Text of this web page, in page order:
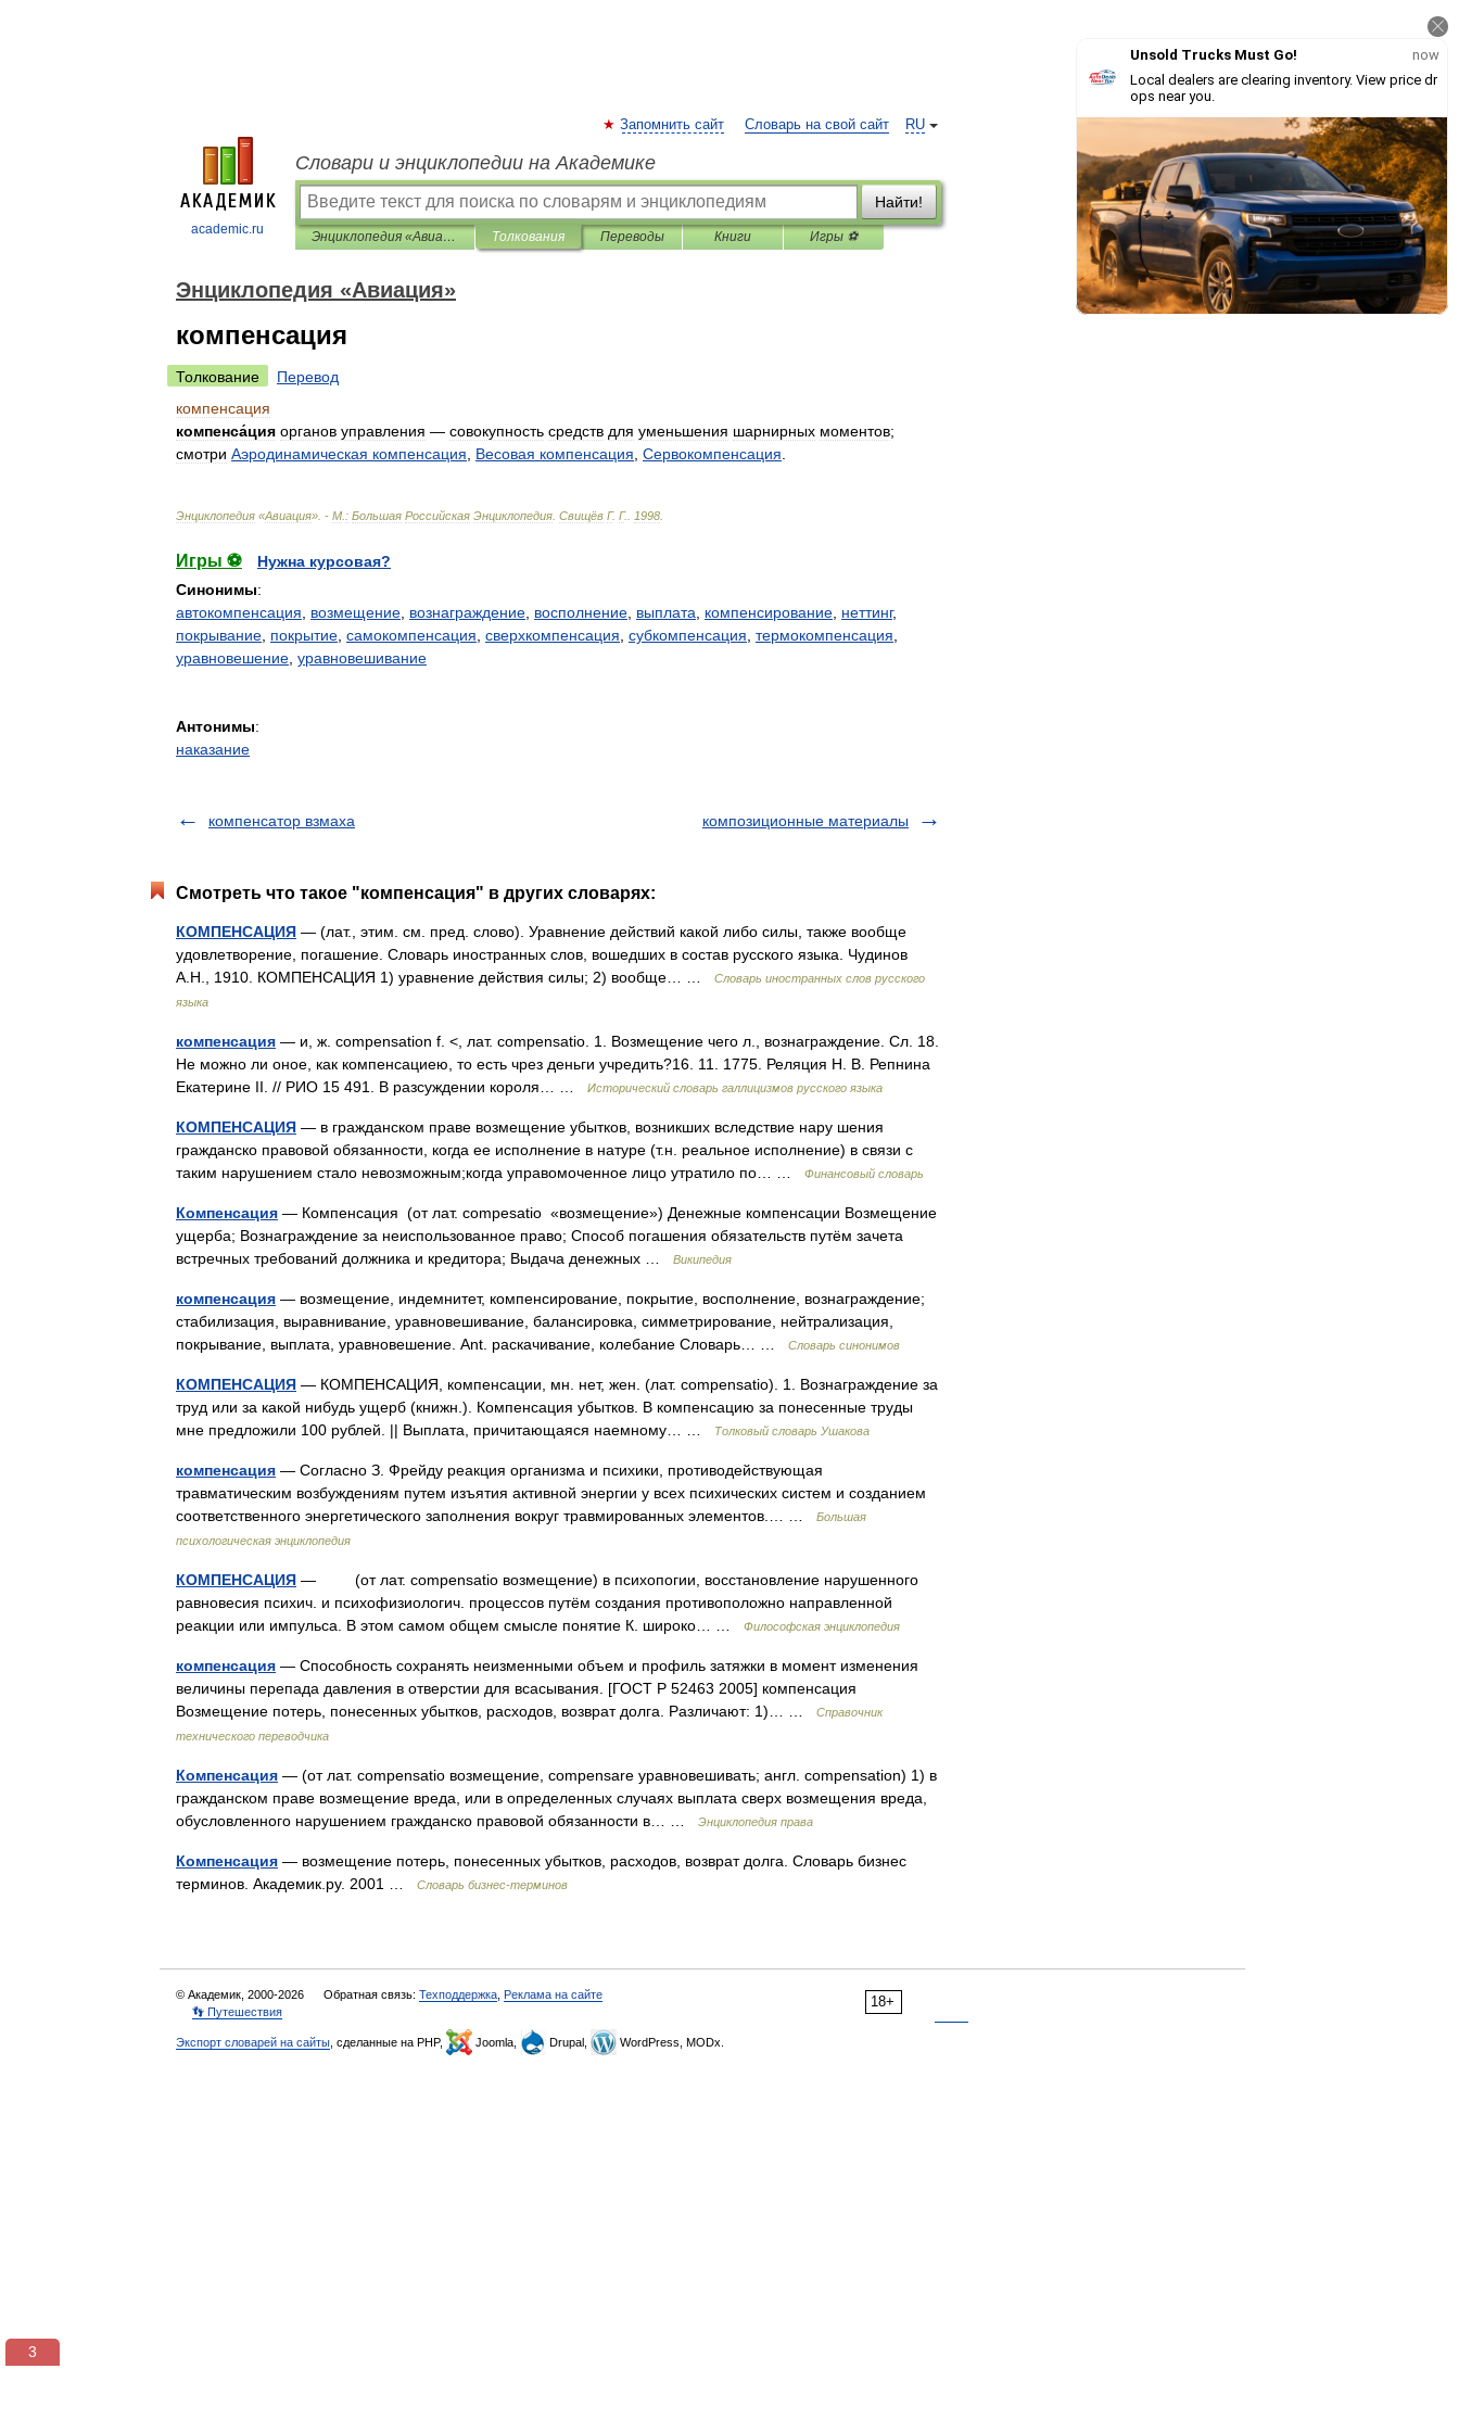
academic.ru
RU
Запомнить сайт Словарь на свой сайт
Словари и энциклопедии на Академике
Найти!
Энциклопедия «Авиация» Толкования Переводы Книги Игры ⚽
Энциклопедия «Авиация»
компенсация
Толкование
Перевод
компенсация
компенса́ция органов управления — совокупность средств для уменьшения шарнирных моментов;
смотри Аэродинамическая компенсация Весовая компенсация Сервокомпенсация
Энциклопедия «Авиация». - М : Большая Российская Энциклопедия Свищёв Г. Г. 1998
Игры ⚽
Нужна курсовая?
Синонимы:
автокомпенсация
возмещение вознаграждение восполнение выплата компенсирование неттинг,
покрывание покрытие самокомпенсация сверхкомпенсация субкомпенсация термокомпенсация
уравновешение уравновешивание
Антонимы:
наказание
компенсатор взмаха композиционные материалы
Смотреть что такое "компенсация" в других словарях:
КОМПЕНСАЦИЯ — (лат., этим. см. пред. слово). Уравнение действий какой либо силы, также вообще
удовлетворение, погашение. Словарь иностранных слов, вошедших в состав русского языка. Чудинов
А.Н., 1910. КОМПЕНСАЦИЯ 1) уравнение действия силы; 2) вообще… …
Словарь иностранных слов русского
языка
компенсация — и, ж. compensation f. <, лат. compensatio. 1. Возмещение чего л., вознаграждение. Сл. 18.
Не можно ли оное, как компенсациею, то есть чрез деньги учредить?16. 11. 1775. Реляция Н. В. Репнина
Екатерине II. // РИО 15 491. В разсуждении короля… …
Исторический словарь галлицизмов русского языка
КОМПЕНСАЦИЯ — в гражданском праве возмещение убытков, возникших вследствие нару шения
гражданско правовой обязанности, когда ее исполнение в натуре (т.н. реальное исполнение) в связи с
таким нарушением стало невозможным;когда управомоченное лицо утратило по… …
Финансовый словарь
Компенсация — Компенсация (от лат. compesatio «возмещение») Денежные компенсации Возмещение
ущерба; Вознаграждение за неиспользованное право; Способ погашения обязательств путём зачета
встречных требований должника и кредитора; Выдача денежных …
Википедия
компенсация — возмещение, индемнитет, компенсирование, покрытие, восполнение, вознаграждение;
стабилизация, выравнивание, уравновешивание, балансировка, симметрирование, нейтрализация,
покрывание, выплата, уравновешение. Ant. раскачивание, колебание Словарь… …
Словарь синонимов
КОМПЕНСАЦИЯ — КОМПЕНСАЦИЯ, компенсации, мн. нет, жен. (лат. compensatio). 1. Вознаграждение за
труд или за какой нибудь ущерб (книжн.). Компенсация убытков. В компенсацию за понесенные труды
мне предложили 100 рублей. || Выплата, причитающаяся наемному… …
Толковый словарь Ушакова
компенсация — Согласно З. Фрейду реакция организма и психики, противодействующая
травматическим возбуждениям путем изъятия активной энергии у всех психических систем и созданием
соответственного энергетического заполнения вокруг травмированных элементов.… …
Большая
психологическая энциклопедия
КОМПЕНСАЦИЯ — (от лат. compensatio возмещение) в психопогии, восстановление нарушенного
равновесия психич. и психофизиологич. процессов путём создания противоположно направленной
реакции или импульса. В этом самом общем смысле понятие К. широко… …
Философская энциклопедия
компенсация — Способность сохранять неизменными объем и профиль затяжки в момент изменения
величины перепада давления в отверстии для всасывания. [ГОСТ Р 52463 2005] компенсация
Возмещение потерь, понесенных убытков, расходов, возврат долга. Различают: 1)… …
Справочник
технического переводчика
Компенсация — (от лат. compensatio возмещение, compensare уравновешивать; англ. compensation) 1) в
гражданском праве возмещение вреда, или в определенных случаях выплата сверх возмещения вреда,
обусловленного нарушением гражданско правовой обязанности в… …
Энциклопедия права
Компенсация — возмещение потерь, понесенных убытков, расходов, возврат долга. Словарь бизнес
терминов. Академик.ру. 2001 …
Словарь бизнес-терминов
18+
© Академик, 2000-2026 Обратная связь: Техподдержка Реклама на сайте
👣 Путешествия
Экспорт словарей на сайты , сделанные на PHP, Joomla, Drupal, WordPress, MODx.
2